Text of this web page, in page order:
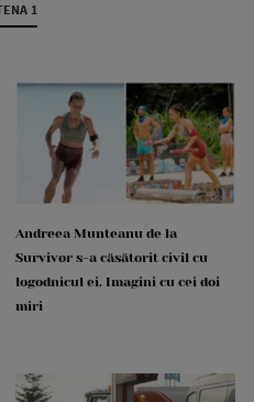
1
Andreea Munteanu de la
Survivor s-a căsătorit civil cu
logodnicul ei. Imagini cu cei doi
miri